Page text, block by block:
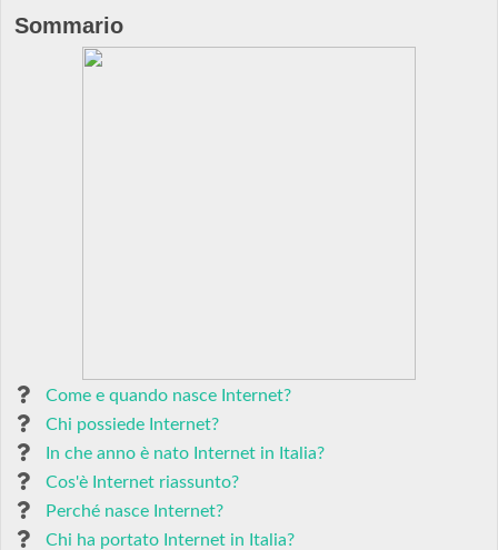
Sommario
Come e quando nasce Internet?
Chi possiede Internet?
In che anno è nato Internet in Italia?
Cos'è Internet riassunto?
Perché nasce Internet?
Chi ha portato Internet in Italia?